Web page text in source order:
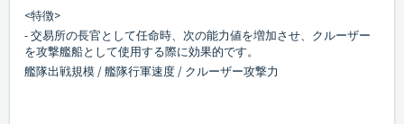
<特徴>
- 交易所の長官として任命時、次の能力値を増加させ、クルーザー
を攻撃艦船として使用する際に効果的です。
艦隊出戦規模 / 艦隊行軍速度 / クルーザー攻撃力